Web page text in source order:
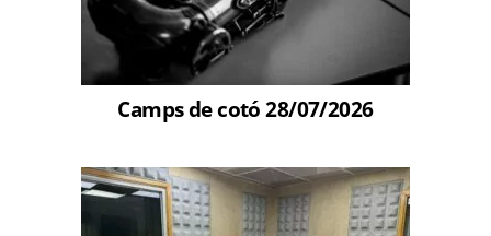
Camps de cotó 28/07/2026